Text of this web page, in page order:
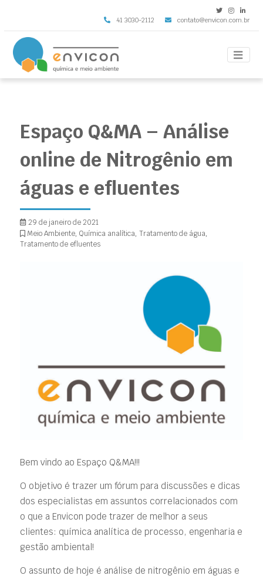
41 3030-2112 contato@envicon.com.br
Espaço Q&MA – Análise
online de Nitrogênio em
águas e efluentes
29 de janeiro de 2021
Meio Ambiente,Química analítica,Tratamento de água,
Tratamento de efluentes
Bem vindo ao Espaço Q&MA!!!
O objetivo é trazer um fórum para discussões e dicas
dos especialistas em assuntos correlacionados com
o que a Envicon pode trazer de melhor a seus
clientes: química analítica de processo, engenharia e
gestão ambiental!
O assunto de hoje é análise de nitrogênio em águas e